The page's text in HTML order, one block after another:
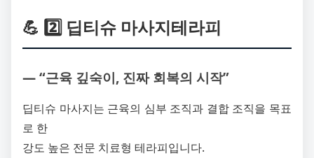
💪 2️⃣ 딥티슈 마사지테라피
― “근육 깊숙이, 진짜 회복의 시작”
딥티슈 마사지는 근육의 심부 조직과 결합 조직을 목표
로 한
강도 높은 전문 치료형 테라피입니다.